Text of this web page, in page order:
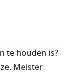
te houden is?
Meister